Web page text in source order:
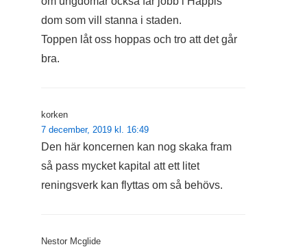
dom som vill stanna i staden.
Toppen låt oss hoppas och tro att det går
bra.
korken
7 december, 2019 kl. 16:49
Den här koncernen kan nog skaka fram
så pass mycket kapital att ett litet
reningsverk kan flyttas om så behövs.
Nestor Mcglide